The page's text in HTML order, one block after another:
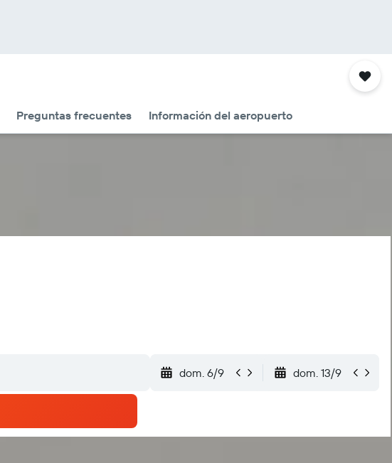
Preguntas frecuentes Información del aeropuerto
dom. 6/9 dom. 13/9